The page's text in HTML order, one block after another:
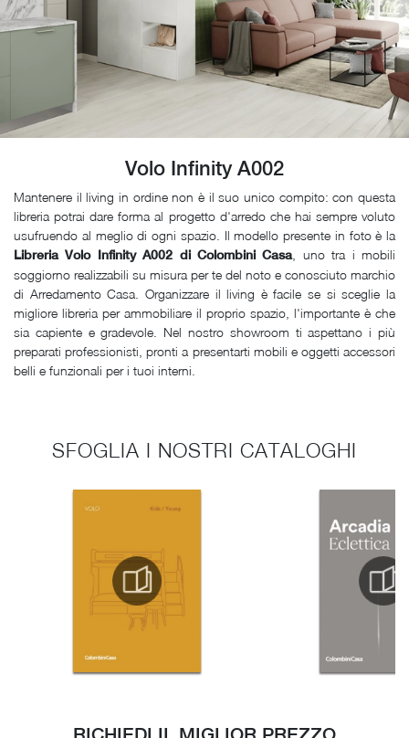
Volo Infinity A002
Mantenere il living in ordine non è il suo unico compito: con questa
libreria potrai dare forma al progetto d'arredo che hai sempre voluto
usufruendo al meglio di ogni spazio. Il modello presente in foto è la
Libreria Volo Infinity A002 di Colombini Casa, uno tra i mobili
soggiorno realizzabili su misura per te del noto e conosciuto marchio
di Arredamento Casa. Organizzare il living è facile se si sceglie la
migliore libreria per ammobiliare il proprio spazio, l'importante è che
sia capiente e gradevole. Nel nostro showroom ti aspettano i più
preparati professionisti, pronti a presentarti mobili e oggetti accessori
belli e funzionali per i tuoi interni.
SFOGLIA I NOSTRI CATALOGHI